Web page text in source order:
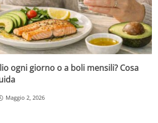
ogni giorno o a boli mensili? Cosa
Maggio 2, 2026